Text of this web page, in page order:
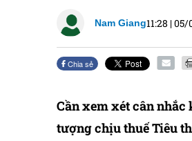
Nam Giang11:28 |05/
Chia sẻ
Cần xem xét cân
tượng chịu thuế Tiêu